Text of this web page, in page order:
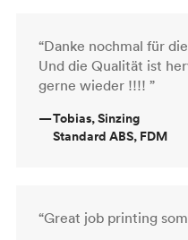
“Danke nochmal für
Und die Qualität ist
gerne wieder !!!! ”
—Tobias, Sinzing
Standard ABS, FDM
“Great job printing